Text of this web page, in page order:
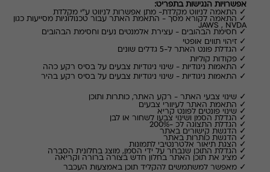
אפשרויות הנגישות בתפריט:
✓ התאמה לניווט מקלדת- מתן אפשרות לניווט ע"י מקלדת
✓ התאמה לקורא מסך- התאמת האתר עבור טכנולוגיות מסייעות כגון
JAWS , NVDA
✓ חסימת הבה ובים - עצירת אלמנטים נעים וחסימת הבהובים
✓ זיהוי תווים אופטי
✓ הגדלת פונט האתר ל-5 גדלים שונים
✓ פקודות קוליות
✓ התאמות ניגודיות- שינוי ניגודיות צבעים על בסיס רקע כהה
✓ התאמות ניגודיות- שינוי ניגודיות צבעים על בסיס רקע בהיר
✓ שינוי צבעי האתר - רקע האתר, כותרות ותוכן
✓ התאמת האתר לעיוורי צבעים
✓ שינוי פונטים לפונט קריא
✓ הגדלת הסמן ושינוי צבעו לשחור או לבן
✓ הגדלת התצוגה לכ -200%
✓ הדגשת קישורים באתר
✓ הדגשת כותרות באתר
✓ הצגת תיאור אלטרנטיבי לתמונות
✓ הגדלת התוכן שנבחר על ידי הסמן, מוצג בחלונית הסברה
✓ מציג את תוכן האתר בחלון חדש בצורה ברורה וקריאה
✓ מאפשר למשתמשים להקליד תוכן באמצעות העכבר